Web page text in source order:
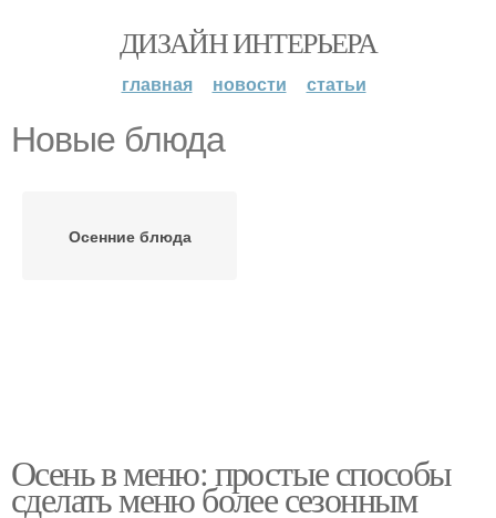
ДИЗАЙН ИНТЕРЬЕРА
главная новости статьи
Новые блюда
Осенние блюда
Осень в меню: простые способы
сделать меню более сезонным